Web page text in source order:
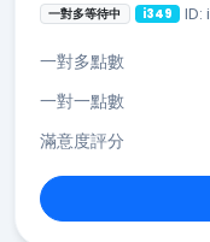
一對多等待中 i349
一對多點數
一對一點數
滿意度評分